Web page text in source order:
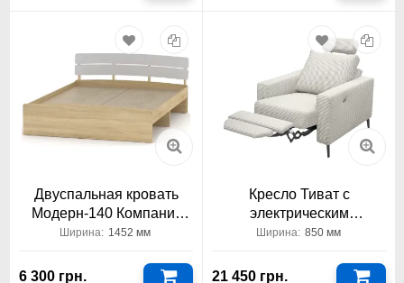
Двуспальная кровать
Модерн-140 Компанит
1400x2000
Ширина: 1452 мм
6 300 грн.
Кресло Тиват с
электрическим
реклайнером Константа
Ширина: 850 мм
21 450 грн.